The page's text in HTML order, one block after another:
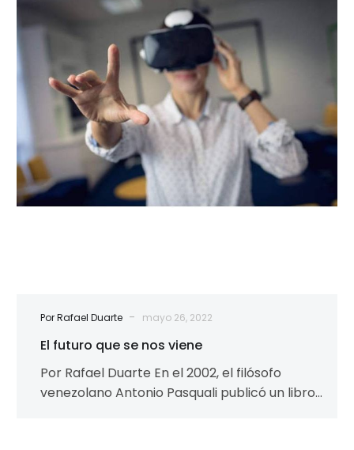
que
nos
viene
Por Rafael Duarte - mayo 26, 2022
El futuro que se nos viene
Por Rafael Duarte En el 2002, el filósofo
venezolano Antonio Pasquali publicó un libro